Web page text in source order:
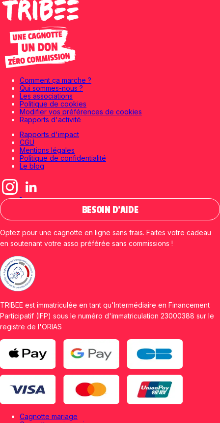
Comment ça marche ?
Qui sommes-nous ?
Les associations
Politique de cookies
Modifier vos préférences de cookies
Rapports d'activité
Rapports d'impact
CGU
Mentions légales
Politique de confidentialité
Le blog
BESOIN D'AIDE
Optez pour une cagnotte en ligne sans frais. Faites votre cadeau
en soutenant votre asso préférée sans commissions !
TRIBEE est immatriculée en tant qu'Intermédiaire en Financement
Participatif (IFP) sous le numéro d'immatriculation 23000388 sur le
registre de l'ORIAS
Cagnotte mariage